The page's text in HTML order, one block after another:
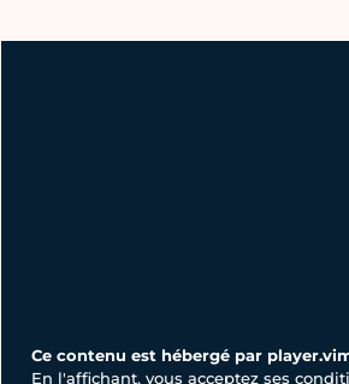
Ce contenu est hébergé par
En l'affichant, vous acceptez ses